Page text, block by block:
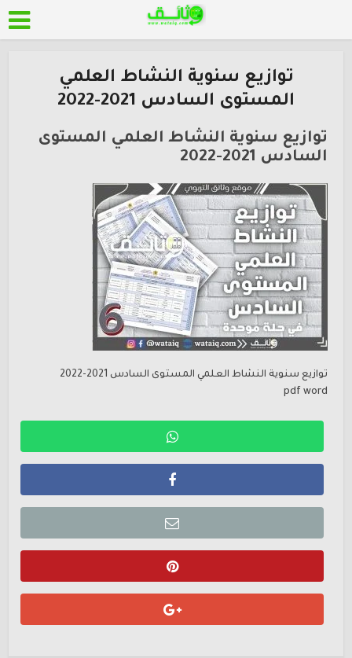
توازيع سنوية النشاط العلمي
المستوى السادس 2021-2022
توازيع سنوية النشاط العلمي المستوى
السادس 2021-2022
توازيع سنوية النشاط العلمي المستوى السادس 2021-2022
pdf word